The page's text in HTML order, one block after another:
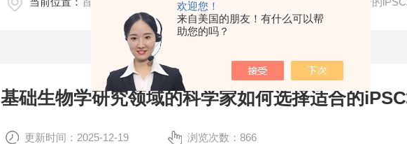
欢迎您！
来自美国的朋友！有什么可以帮
助您的吗？
基础生物学研究领域的科学家如何选择适合的
更新时间：2025-12-19 浏览次数：866